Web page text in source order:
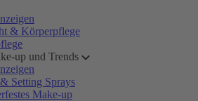
& Körperpflege
up und Trends
Setting Sprays
Make-up